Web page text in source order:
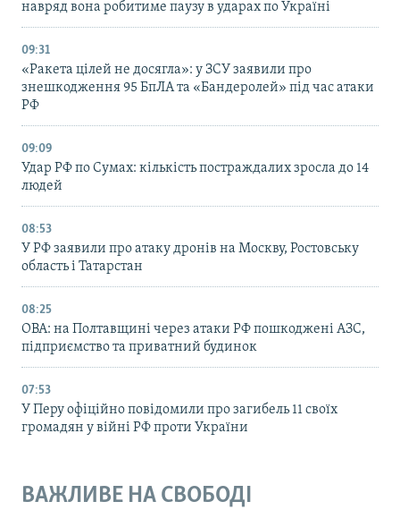
навряд вона робитиме паузу в ударах по Україні
09:31
«Ракета цілей не досягла»: у ЗСУ заявили про
знешкодження 95 БпЛА та «Бандеролей» під час атаки
РФ
09:09
Удар РФ по Сумах: кількість постраждалих зросла до 14
людей
08:53
У РФ заявили про атаку дронів на Москву, Ростовську
область і Татарстан
08:25
ОВА: на Полтавщині через атаки РФ пошкоджені АЗС,
підприємство та приватний будинок
07:53
У Перу офіційно повідомили про загибель 11 своїх
громадян у війні РФ проти України
ВАЖЛИВЕ НА СВОБОДІ